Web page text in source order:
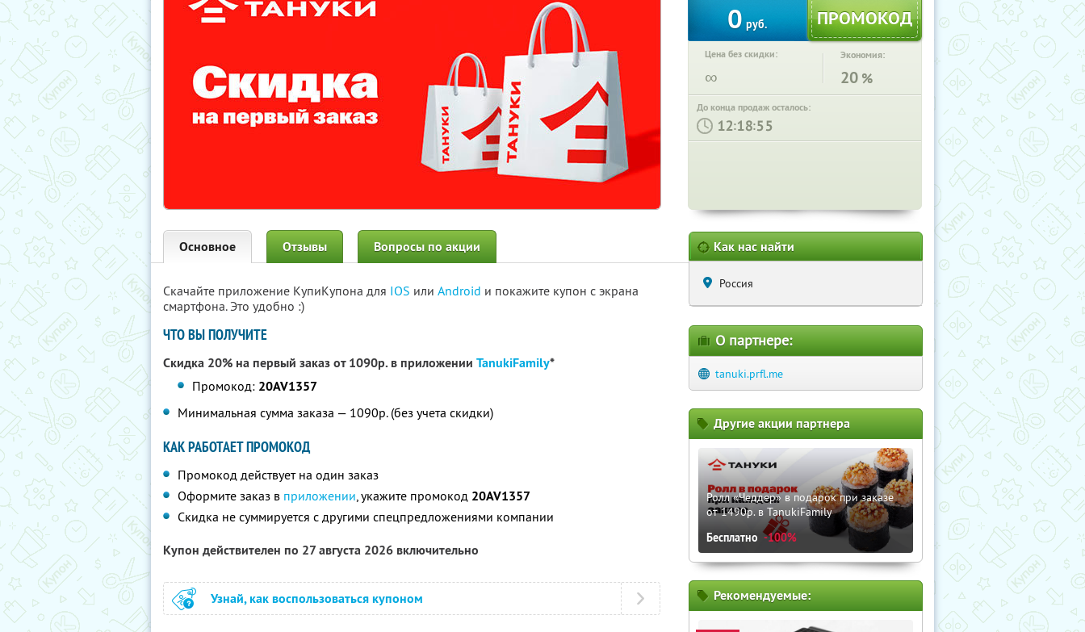
0 руб.
Цена без скидки:
∞
Экономия:
20 %
До конца продаж осталось:
: :
Основное Отзывы Вопросы по акции
Скачайте приложение КупиКупона для IOS или Android и покажите купон с экрана
смартфона. Это удобно :)
ЧТО ВЫ ПОЛУЧИТЕ
Скидка 20% на первый заказ от 1090р. в приложении TanukiFamily*
Промокод: 20AV1357
Минимальная сумма заказа — 1090р. (без учета скидки)
КАК РАБОТАЕТ ПРОМОКОД
Промокод действует на один заказ
Оформите заказ в приложении, укажите промокод 20AV1357
Скидка не суммируется с другими спецпредложениями компании
Купон действителен по 27 августа 2026 включительно
Узнай, как воспользоваться купоном
Как нас найти
Россия
О партнере:
tanuki.prfl.me
Другие акции партнера
Ролл «Чеддер» в подарок при заказе
от 1490р. в TanukiFamily
Бесплатно -100%
Рекомендуемые: